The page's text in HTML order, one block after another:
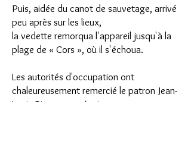
Puis, aidée du canot de sauvetage, arrivé
peu après sur les lieux,
la vedette remorqua l'appareil jusqu'à la
plage de « Cors », où il s'échoua.
Les autorités d'occupation ont
chaleureusement remercié le patron Jean-
Louis Riou et son équipage.